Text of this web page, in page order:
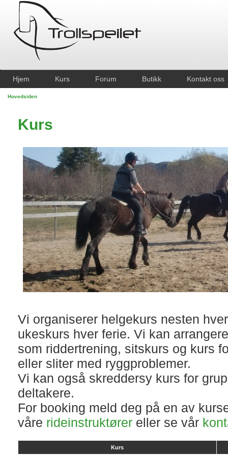
Hjem Kurs Forum Butikk Kontakt oss
Hovedsiden
Kurs
Vi organiserer helgekurs nesten
ukeskurs hver ferie. Vi kan
som riddertrening, sitskurs og kurs
eller sliter med ryggproblemer.
Vi kan også skreddersy kurs for
deltakere.
For booking meld deg på en av
våre rideinstruktører eller se vår
Kurs